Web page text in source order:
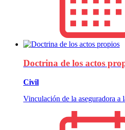
Doctrina de los actos
Civil
Vinculación de la aseguradora a